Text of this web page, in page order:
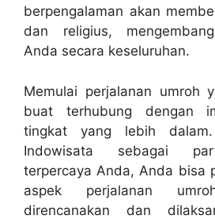
berpengalaman akan
dan religius,
Anda secara keseluruhan.
Memulai perjalanan umroh
buat terhubung dengan
tingkat yang lebih
Indowisata sebagai
terpercaya Anda, Anda bisa
aspek perjalanan
direncanakan dan